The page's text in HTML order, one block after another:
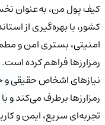
کیف‌ پول من، به‌عنوان
کشور، با بهره‌گیری از
امنیتی، بستری امن و
رمزارزها فراهم کرده است.
نیازهای اشخاص حقیقی و
رمزارزها برطرف می‌کند و
تجربه‌ای سریع، ایمن و